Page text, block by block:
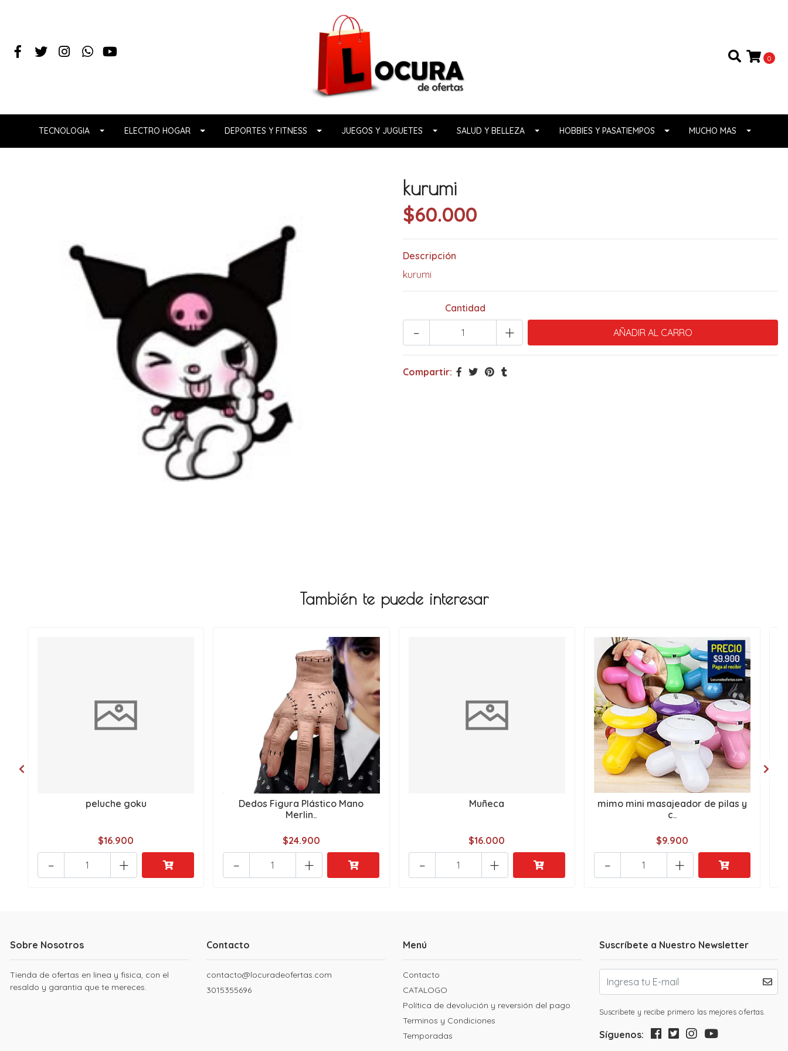
0
TECNOLOGIA ELECTRO HOGAR DEPORTES Y FITNESS JUEGOS Y JUGUETES SALUD Y BELLEZA HOBBIES Y PASATIEMPOS MUCHO MAS
kurumi
$60.000
Descripción
kurumi
Cantidad
+
-
Compartir:
También te puede interesar
peluche goku
$16.900
+
-
Dedos Figura Plástico Mano
Merlin..
$24.900
+
-
Muñeca
$16.000
+
-
mimo mini masajeador de pilas y
c..
$9.900
+
-
Sobre Nosotros
Tienda de ofertas en linea y fisica, con el
resaldo y garantia que te mereces.
Contacto
contacto@locuradeofertas.com
3015355696
Menú
Contacto
CATALOGO
Política de devolución y reversión del pago
Terminos y Condiciones
Temporadas
Suscríbete a Nuestro Newsletter
Suscribete y recibe primero las mejores ofertas.
Síguenos: